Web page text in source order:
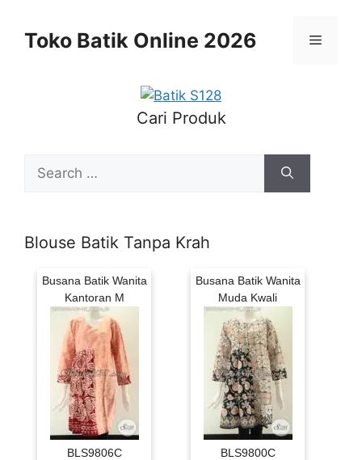
contentToko Batik Online 2026 Menu
Cari Produk
for:
Blouse Batik Tanpa Krah
Busana Batik Wanita
Kantoran M
BLS9806C
Busana Batik Wanita
Muda Kwali
BLS9800C